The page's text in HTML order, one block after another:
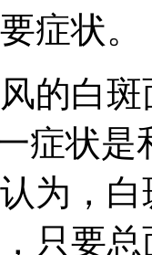
症状。
白斑
症状
为，
只要